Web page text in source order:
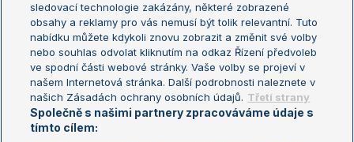
Turnaj mistryň
Aktualní trendy
Fotbalové přestupy
Livesport Daily
LS Prague Open
sledovací technologie zakázány, některé zobrazené
obsahy a reklamy pro vás nemusí být tolik relevantní. Tuto
nabídku můžete kdykoli znovu zobrazit a změnit své volby
nebo souhlas odvolat kliknutím na odkaz Řízení předvoleb
ve spodní části webové stránky. Vaše volby se projeví v
našem Internetová stránka. Další podrobnosti naleznete v
našich Zásadách ochrany osobních údajů. Třetí strany
Společně s našimi partnery zpracováváme údaje s
tímto cílem: